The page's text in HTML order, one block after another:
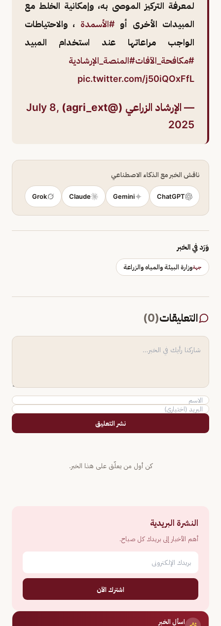
لمعرفة التركيز الموصى به، وإمكانية الخلط مع
المبيدات الأخرى أو#الأسمدة ، والاحتياطات
الواجب مراعاتها عند استخدام المبيد
#مكافحة_الآفات#المنصة_الإرشادية
pic.twitter.com/j50iQOxFfL
— الإرشاد الزراعي (@agri_ext)
July 8,
2025
ناقش الخبر مع الذكاء الاصطناعي
ChatGPT
Gemini
Claude
Grok
وَرَد في الخبر
جهةوزارة البيئة والمياه والزراعة
التعليقات(
0
)
نشر التعليق
كن أول من يعلّق على هذا الخبر.
النشرة البريدية
أهم الأخبار إلى بريدك كل صباح.
اشترك الآن
اسأل الخبر